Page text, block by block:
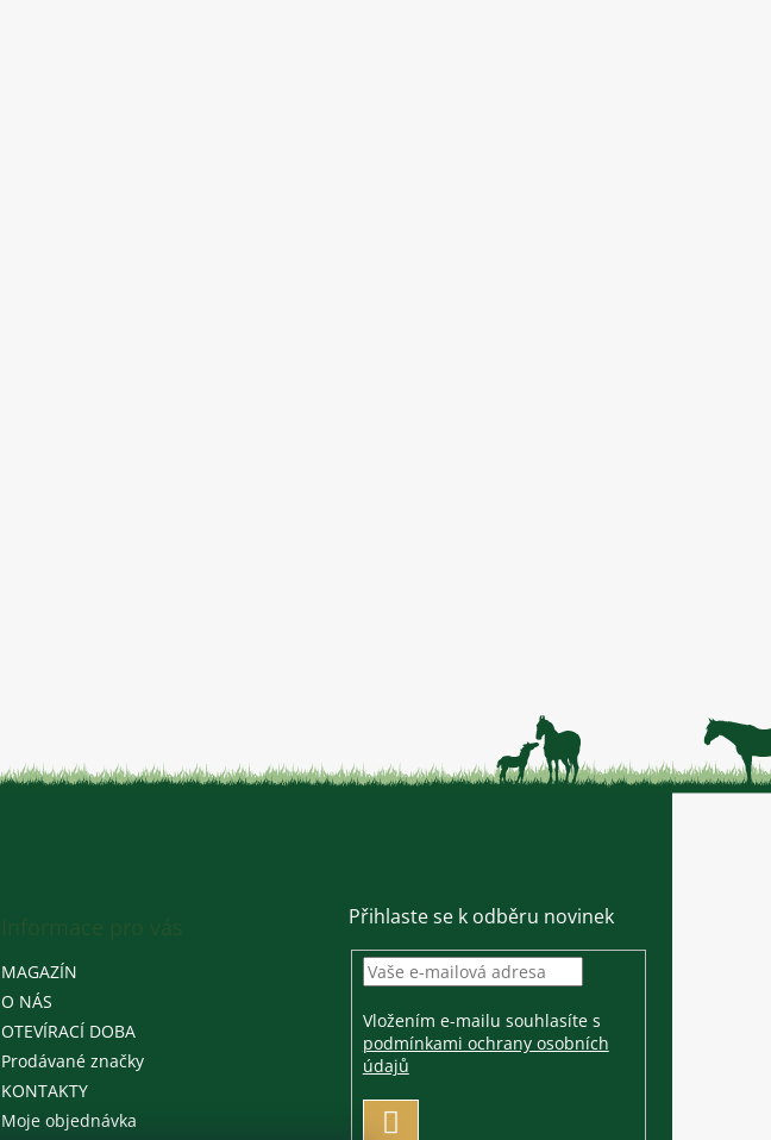
MAGAZÍN
O NÁS
OTEVÍRACÍ DOBA
Prodávané značky
KONTAKTY
Moje objednávka
Přihlaste se k odběru novinek
Vložením e-mailu souhlasíte s
podmínkami ochrany osobních
údajů